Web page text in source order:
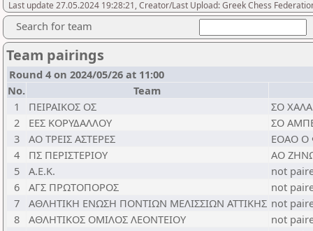
Last update 27.05.2024 19:28:21, Creator/Last Upload: Greek Chess
Search for team
Team pairings
Round 4 on 2024/05/26 at 11:00
No.
Team
1
ΠΕΙΡΑΙΚΟΣ ΟΣ
ΣΟ
2
ΕΕΣ ΚΟΡΥΔΑΛΛΟΥ
ΣΟ
3
ΑΟ ΤΡΕΙΣ ΑΣΤΕΡΕΣ
ΕΟΑΟ Ο
4
ΠΣ ΠΕΡΙΣΤΕΡΙΟΥ
ΑΟ
5
Α.Ε.Κ.
not
6
ΑΓΣ ΠΡΩΤΟΠΟΡΟΣ
not
7
ΑΘΛΗΤΙΚΗ ΕΝΩΣΗ ΠΟΝΤΙΩΝ ΜΕΛΙΣΣΙΩΝ ΑΤΤΙΚΗΣ not
8
ΑΘΛΗΤΙΚΟΣ ΟΜΙΛΟΣ ΛΕΟΝΤΕΙΟΥ
not